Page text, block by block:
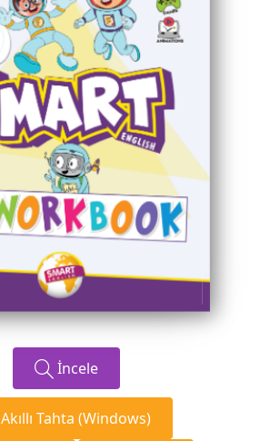
İncele
Akıllı Tahta (Windows)